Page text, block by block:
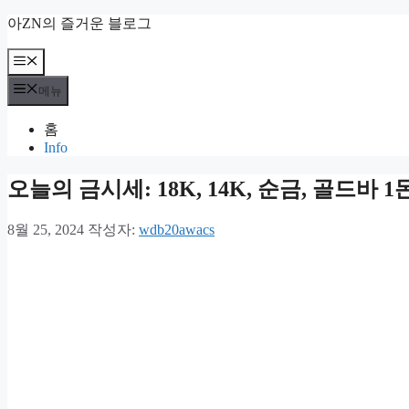
컨
츠
로
아ZN의 즐거운 블로그
메
뉴
메뉴
홈
Info
오늘의 금시세: 18K, 14K, 순금, 골드바 1
8월 25, 2024 작성자: wdb20awacs